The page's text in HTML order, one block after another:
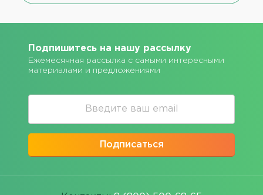
Подпишитесь на нашу рассылку
Ежемесячная рассылка с самыми интересными
материалами и предложениями
Подписаться